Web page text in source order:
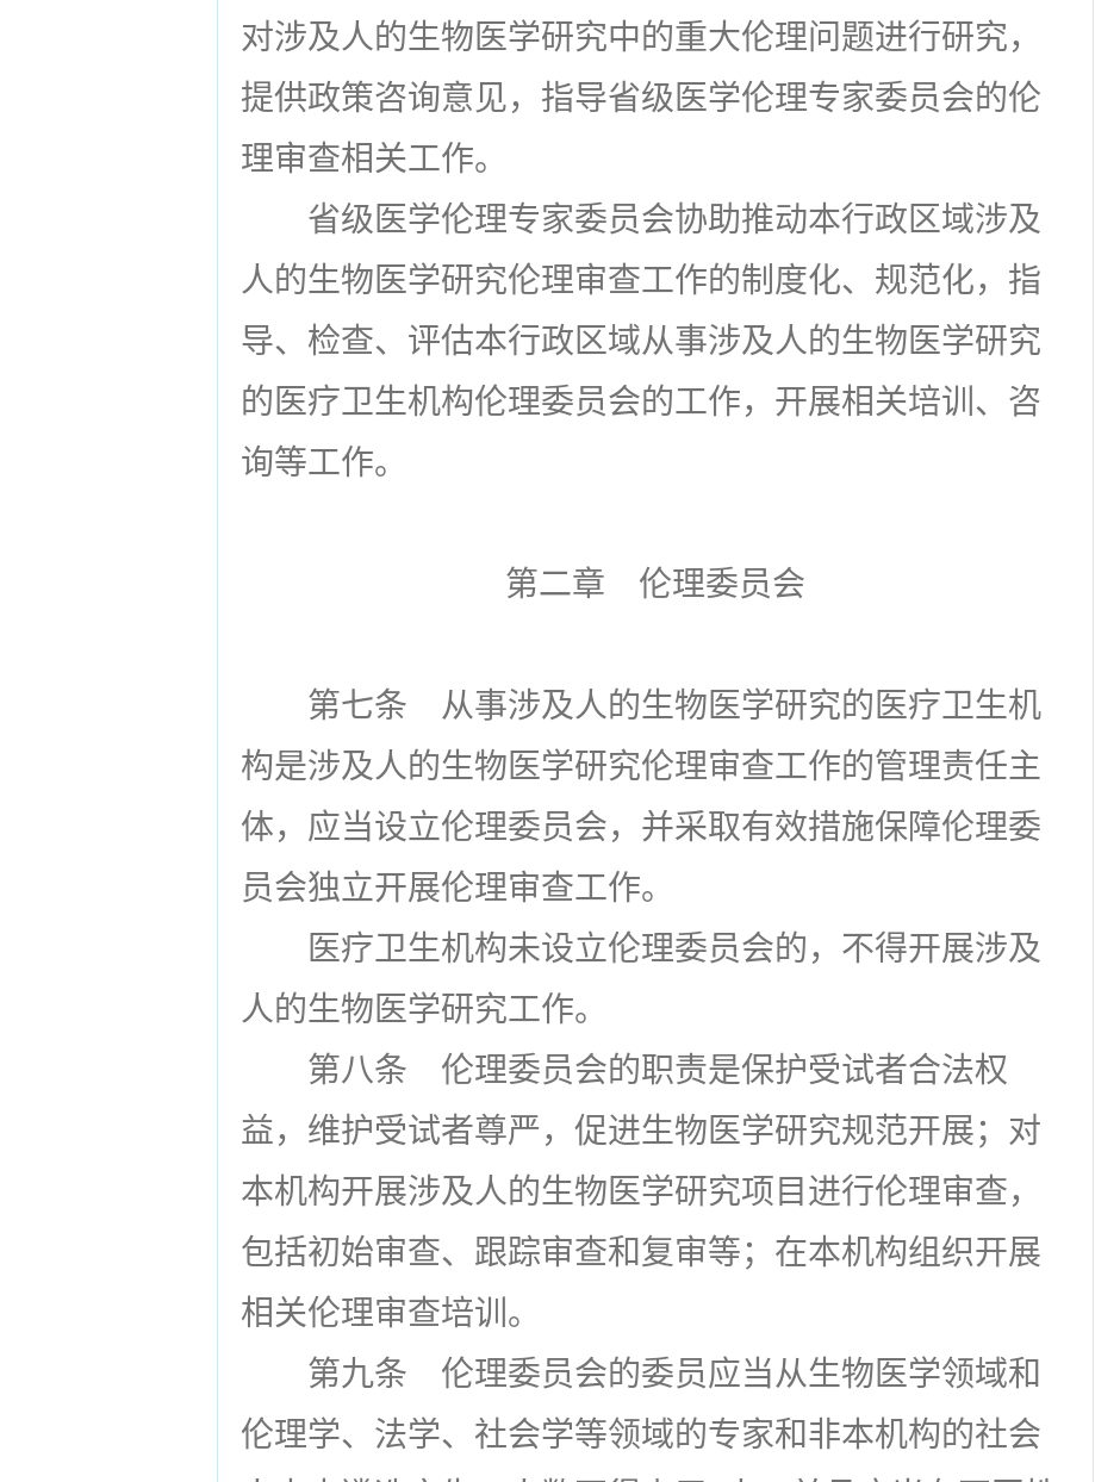
对涉及人的生物医学研究中的重大伦理问题进行研究，
提供政策咨询意见，指导省级医学伦理专家委员会的伦
理审查相关工作。
省级医学伦理专家委员会协助推动本行政区域涉及
人的生物医学研究伦理审查工作的制度化、规范化，指
导、检查、评估本行政区域从事涉及人的生物医学研究
的医疗卫生机构伦理委员会的工作，开展相关培训、咨
询等工作。
第二章 伦理委员会
第七条 从事涉及人的生物医学研究的医疗卫生机
构是涉及人的生物医学研究伦理审查工作的管理责任主
体，应当设立伦理委员会，并采取有效措施保障伦理委
员会独立开展伦理审查工作。
医疗卫生机构未设立伦理委员会的，不得开展涉及
人的生物医学研究工作。
第八条 伦理委员会的职责是保护受试者合法权
益，维护受试者尊严，促进生物医学研究规范开展；对
本机构开展涉及人的生物医学研究项目进行伦理审查，
包括初始审查、跟踪审查和复审等；在本机构组织开展
相关伦理审查培训。
第九条 伦理委员会的委员应当从生物医学领域和
伦理学、法学、社会学等领域的专家和非本机构的社会